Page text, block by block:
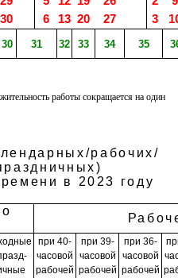
30 6 13 20 27 3
30 31 32 33 34 35 3
работы сокращается на один
рабочих/
в 2023 году
при 40-
часовой
рабочей
при 39-
часовой
рабочей
при 36-
часовой
рабочей